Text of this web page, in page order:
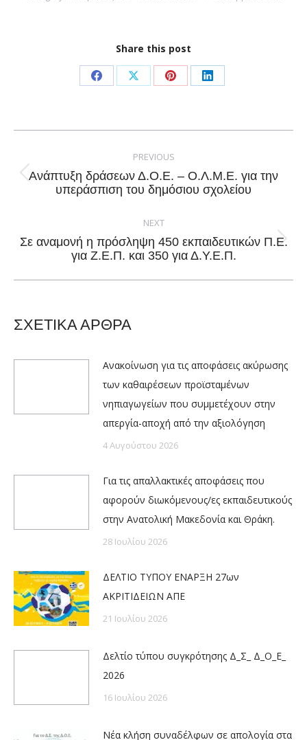
Share this post
Share
Facebook
Share
X
Share
Pinterest
Share
LinkedIn
navigation
PREVIOUS
Previous
post:
Ανάπτυξη δράσεων Δ.Ο.Ε. – Ο.Λ.Μ.Ε. για την
υπεράσπιση του δημόσιου σχολείου
NEXT
Next
post:
Σε αναμονή η πρόσληψη 450 εκπαιδευτικών Π.Ε.
για Ζ.Ε.Π. και 350 για Δ.Υ.Ε.Π.
ΣΧΕΤΙΚΑ ΑΡΘΡΑ
Ανακοίνωση για τις αποφάσεις ακύρωσης
των καθαιρέσεων προϊσταμένων
νηπιαγωγείων που συμμετέχουν στην
απεργία-αποχή από την αξιολόγηση
4 Αυγούστου 2026
Για τις απαλλακτικές αποφάσεις που
αφορούν διωκόμενους/ες εκπαιδευτικούς
στην Ανατολική Μακεδονία και Θράκη.
28 Ιουλίου 2026
ΔΕΛΤΙΟ ΤΥΠΟΥ ΕΝΑΡΞΗ 27ων
ΑΚΡΙΤΙΔΕΙΩΝ ΑΠΕ
21 Ιουλίου 2026
Δελτίο τύπου συγκρότησης Δ_Σ_ Δ_Ο_Ε_
2026
16 Ιουλίου 2026
Νέα κλήση συναδέλφων σε απολογία στα